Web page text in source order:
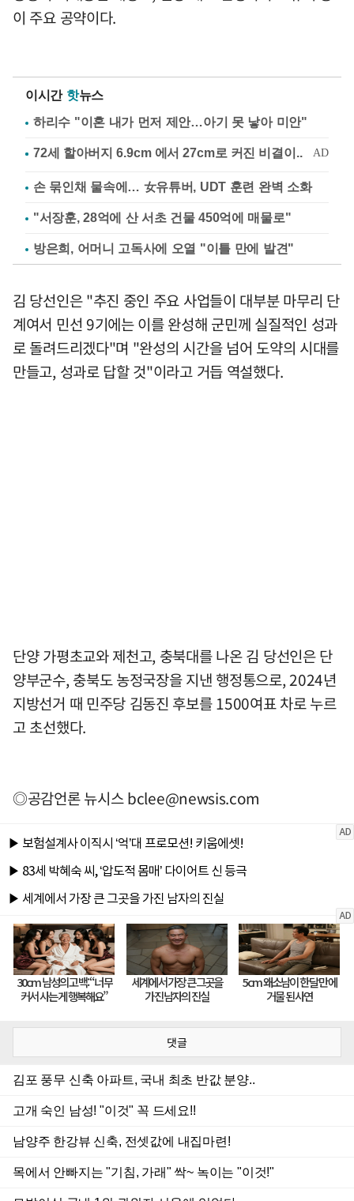
이 주요 공약이다.
이시간 핫뉴스
하리수 "이혼 내가 먼저 제안…아기 못 낳아 미안"
손 묶인채 물속에… 女유튜버, UDT 훈련 완벽 소화
"서장훈, 28억에 산 서초 건물 450억에 매물로"
방은희, 어머니 고독사에 오열 "이틀 만에 발견"
김 당선인은 "추진 중인 주요 사업들이 대부분 마무리 단
계여서 민선 9기에는 이를 완성해 군민께 실질적인 성과
로 돌려드리겠다"며 "완성의 시간을 넘어 도약의 시대를
만들고, 성과로 답할 것"이라고 거듭 역설했다.
단양 가평초교와 제천고, 충북대를 나온 김 당선인은 단
양부군수, 충북도 농정국장을 지낸 행정통으로, 2024년
지방선거 때 민주당 김동진 후보를 1500여표 차로 누르
고 초선했다.
◎공감언론 뉴시스bclee@newsis.com
댓글